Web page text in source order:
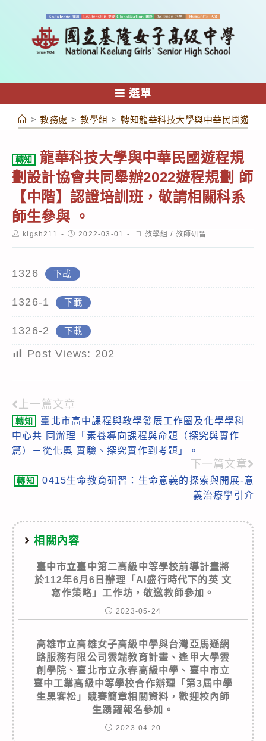
容
選單
> 教務處 > 教學組 > 轉知龍華科技大學與中華民國遊程
轉知
龍華科技大學與中華民國遊程規
劃設計協會共同舉辦2022遊程規劃 師
【中階】認證培訓班，敬請相關科系
師生參與 。
Postklgsh211
Post2022-03-01
Post教學組 / 教師研習
1326 下載
1326-1 下載
1326-2 下載
Post Views: 202
Read
more
articles
上一篇文章
轉知
臺北市高中課程與教學發展工作圈及化學學科
中心共 同辦理「素養導向課程與命題（探究與實作
篇）－從化奧 實驗、探究實作到考題」。
下一篇文章
轉知
0415生命教育研習：生命意義的探索與開展-意
義治療學引介
相關內容
臺中市立臺中第二高級中等學校前導計畫將
於112年6月6日辦理「AI盛行時代下的英 文
寫作策略」工作坊，敬邀教師參加。
2023-05-24
高雄市立高雄女子高級中學與台灣亞馬遜網
路服務有限公司雲端教育計畫、逢甲大學雲
創學院、臺北市立永春高級中學、臺中市立
臺中工業高級中等學校合作辦理「第3屆中學
生黑客松」競賽簡章相關資料，歡迎校內師
生踴躍報名參加。
2023-04-20